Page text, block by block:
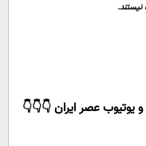
یوتیوب عصر ایران 👇👇👇